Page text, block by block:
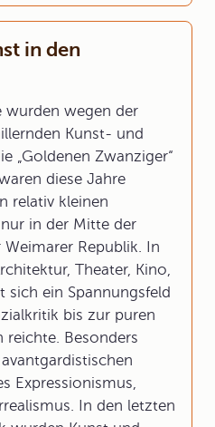
in den
wurden wegen der
Kunst- und
„Goldenen Zwanziger“
diese Jahre
relativ kleinen
in der Mitte der
Republik. In
Theater, Kino,
sich ein Spannungsfeld
bis zur puren
reichte. Besonders
Expressionismus,
In den letzten